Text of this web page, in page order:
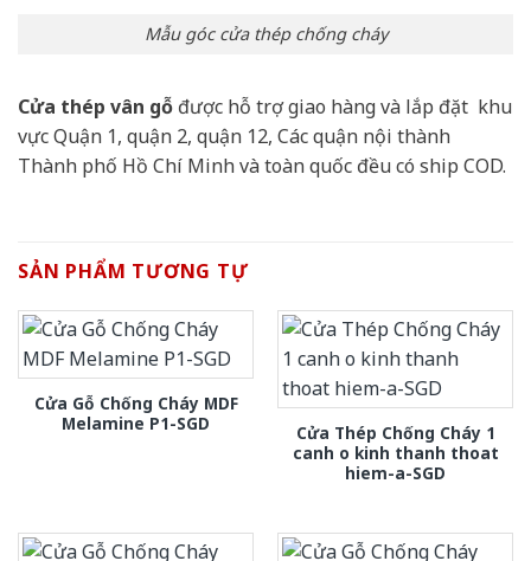
Mẫu góc cửa thép chống cháy
Cửa thép vân gỗ được hỗ trợ giao hàng và lắp đặt khu
vực Quận 1, quận 2, quận 12, Các quận nội thành
Thành phố Hồ Chí Minh và toàn quốc đều có ship COD.
SẢN PHẨM TƯƠNG TỰ
Cửa Gỗ Chống Cháy MDF
Melamine P1-SGD
Cửa Thép Chống Cháy 1
canh o kinh thanh thoat
hiem-a-SGD